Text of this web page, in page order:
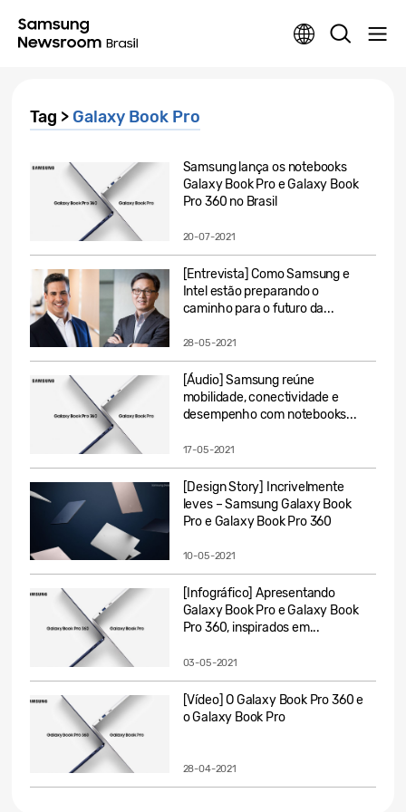
Tag > Galaxy Book Pro
Samsung lança os notebooks
Galaxy Book Pro e Galaxy Book
Pro 360 no Brasil
20-07-2021
[Entrevista] Como Samsung e
Intel estão preparando o
caminho para o futuro da...
28-05-2021
[Áudio] Samsung reúne
mobilidade, conectividade e
desempenho com notebooks...
17-05-2021
[Design Story] Incrivelmente
leves – Samsung Galaxy Book
Pro e Galaxy Book Pro 360
10-05-2021
[Infográfico] Apresentando
Galaxy Book Pro e Galaxy Book
Pro 360, inspirados em...
03-05-2021
[Vídeo] O Galaxy Book Pro 360 e
o Galaxy Book Pro
28-04-2021